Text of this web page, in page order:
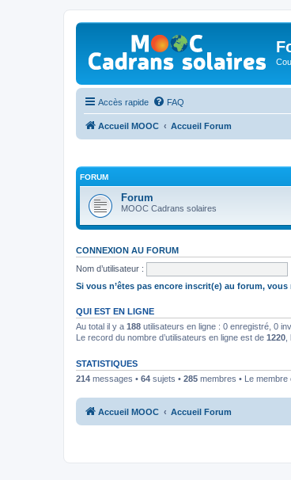
Accès rapide FAQ
Accueil MOOC Accueil Forum
FORUM
Forum
MOOC Cadrans solaires
CONNEXION AU FORUM
Nom d’utilisateur :
Si vous n’êtes pas encore inscrit(e) au forum,
QUI EST EN LIGNE
Au total il y a 188 utilisateurs en ligne : 0 enregistré, 0
Le record du nombre d’utilisateurs en ligne est de 1220
STATISTIQUES
214 messages • 64 sujets • 285 membres • Le
Accueil MOOC Accueil Forum